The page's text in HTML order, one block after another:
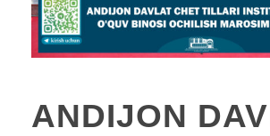
ANDIJON